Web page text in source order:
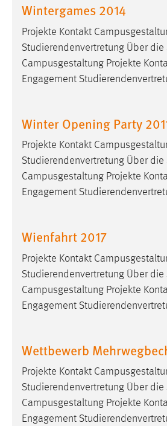
Wintergames 2014
Projekte Kontakt
Studierendenvertretung Über
Campusgestaltung Projekte
Engagement
Winter Opening Party
Projekte Kontakt
Studierendenvertretung Über
Campusgestaltung Projekte
Engagement
Wienfahrt 2017
Projekte Kontakt
Studierendenvertretung Über
Campusgestaltung Projekte
Engagement
Wettbewerb
Projekte Kontakt
Studierendenvertretung Über
Campusgestaltung Projekte
Engagement
Chat
Name:
MibewSessionID,
Zweck:
Wird benötigt um
nutzen zu können.
Cookie Laufzeit: MibewSessionID,
style-
Sitzungslaufzeit,
Login
Name: fe_user, be_user,
Zweck:
Dieser Cookie ist
der Website
STATISTIK
Statistik Cookies erfassen
Diese Informationen helfen uns
unsere Besucher unsere Website